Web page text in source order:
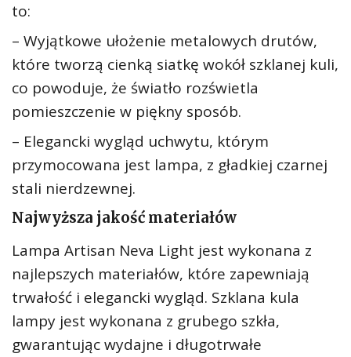
to:
– Wyjątkowe ułożenie metalowych drutów,
które tworzą cienką siatkę wokół szklanej kuli,
co powoduje, że ​​światło rozświetla
pomieszczenie w piękny sposób.
– Elegancki wygląd uchwytu, którym
przymocowana jest lampa, z gładkiej czarnej
stali nierdzewnej.
Najwyższa jakość materiałów
Lampa Artisan Neva Light jest wykonana z
najlepszych materiałów, które zapewniają
trwałość i elegancki wygląd. Szklana kula
lampy jest wykonana z grubego szkła,
gwarantując wydajne i długotrwałe